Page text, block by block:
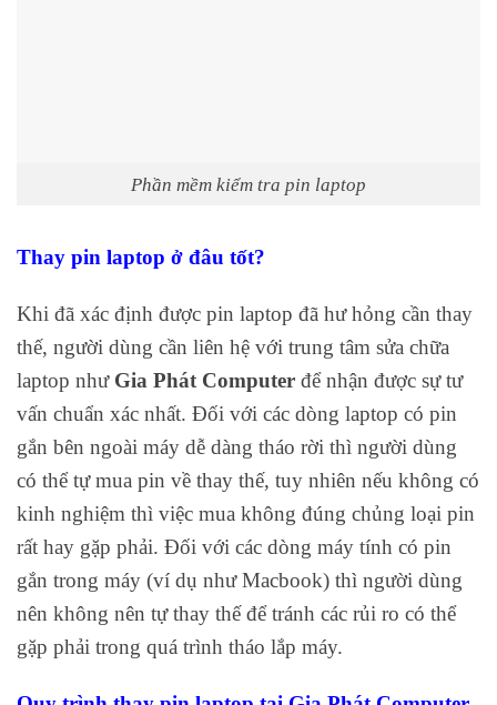
Phần mềm kiểm tra pin laptop
Thay pin laptop ở đâu tốt?
Khi đã xác định được pin laptop đã hư hỏng cần thay
thế, người dùng cần liên hệ với trung tâm sửa chữa
laptop như Gia Phát Computer để nhận được sự tư
vấn chuẩn xác nhất. Đối với các dòng laptop có pin
gắn bên ngoài máy dễ dàng tháo rời thì người dùng
có thể tự mua pin về thay thế, tuy nhiên nếu không có
kinh nghiệm thì việc mua không đúng chủng loại pin
rất hay gặp phải. Đối với các dòng máy tính có pin
gắn trong máy (ví dụ như Macbook) thì người dùng
nên không nên tự thay thế để tránh các rủi ro có thể
gặp phải trong quá trình tháo lắp máy.